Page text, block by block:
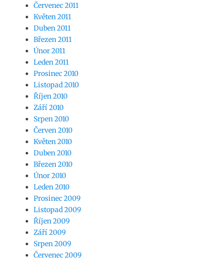
Červenec 2011
Květen 2011
Duben 2011
Březen 2011
Únor 2011
Leden 2011
Prosinec 2010
Listopad 2010
Říjen 2010
Září 2010
Srpen 2010
Červen 2010
Květen 2010
Duben 2010
Březen 2010
Únor 2010
Leden 2010
Prosinec 2009
Listopad 2009
Říjen 2009
Září 2009
Srpen 2009
Červenec 2009